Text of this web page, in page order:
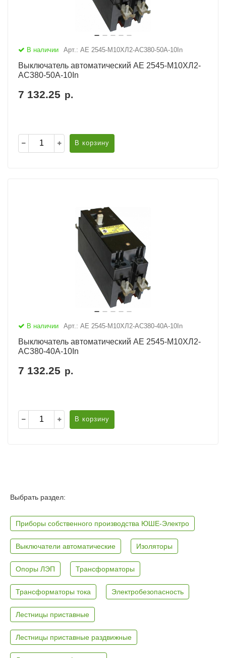
В наличии Арт.: АЕ 2545-М10ХЛ2-AC380-50А-10In
Выключатель автоматический АЕ 2545-М10ХЛ2-
AC380-50А-10In
7 132.25 р.
В корзину
В наличии Арт.: АЕ 2545-М10ХЛ2-AC380-40А-10In
Выключатель автоматический АЕ 2545-М10ХЛ2-
AC380-40А-10In
7 132.25 р.
В корзину
Выбрать раздел:
Приборы собственного производства ЮШЕ-Электро
Выключатели автоматические Изоляторы
Опоры ЛЭП Трансформаторы
Трансформаторы тока Электробезопасность
Лестницы приставные
Лестницы приставные раздвижные